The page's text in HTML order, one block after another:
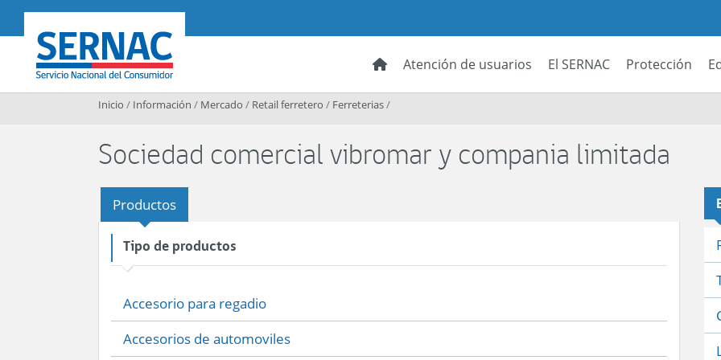
SERNAC
Atención de usuarios El SERNAC Protección
Inicio / Información / Mercado / Retail ferretero / Ferreterias/
Sociedad comercial vibromar y compania limitada
Productos
Tipo de productos
Accesorio para regadio
Accesorios de automoviles